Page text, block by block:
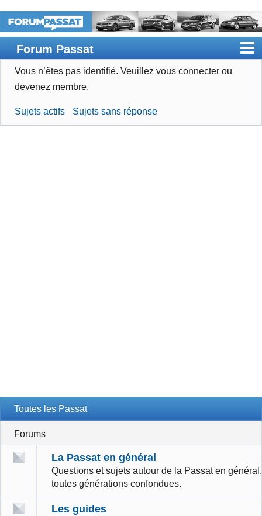
Forum Passat
Accueil
Devenir membre
Vous n’êtes pas identifié. Veuillez vous connecter ou
devenez membre.
Sujets actifs Sujets sans réponse
Toutes les Passat
Forums
La Passat en général
Questions et sujets autour de la Passat en général,
toutes générations confondues.
Les guides